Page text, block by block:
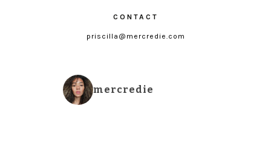
CONTACT
priscilla@mercredie.com
mercredie